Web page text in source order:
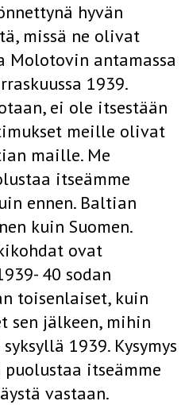
hyvän
missä ne olivat
Molotovin antamassa
1939.
ei ole itsestään
meille olivat
maille. Me
itseämme
ennen. Baltian
kuin Suomen.
ovat
40 sodan
toisenlaiset, kuin
sen jälkeen, mihin
1939. Kysymys
itseämme
vastaan.